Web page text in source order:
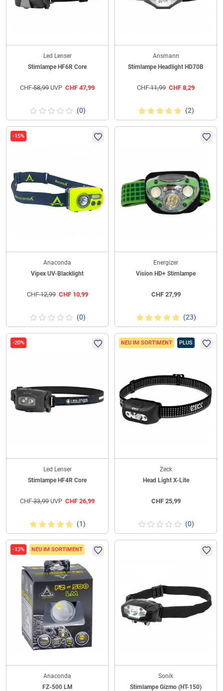
Led Lenser
Stirnlampe HF6R Core
CHF58,99 UVP CHF 47,99
(0)
Ansmann
Stirnlampe Headlight HD70B
CHF11,99 CHF 8,29
(2)
-15%
Anaconda
Vipex UV-Blacklight
CHF12,99 CHF10,99
(0)
Energizer
Vision HD+ Stirnlampe
CHF27,99
(23)
-20%
Led Lenser
Stirnlampe HF4R Core
CHF33,99 UVP CHF 26,99
(1)
NEU IM SORTIMENT PLUS
Zeck
Head Light X-Lite
CHF25,99
(0)
-13% NEU IM SORTIMENT
Anaconda
FZ-500 LM
Sonik
Stirnlampe Gizmo (HT-150)